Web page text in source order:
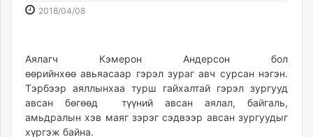
caak.mn
Baabar.mn
tovch.mn
ikon.mn
Livetv.mn
2018/04/082018-
14:39:21
2026-
13:21:45
Аялагч Кэмерон Андерсон бол
өөрийнхөө авьяасаар гэрэл зураг авч сурсан нэгэн.
Тэрбээр аяллынхаа турш гайхалтай гэрэл зургууд
авсан бөгөөд түүний авсан аялал, байгаль,
амьдралын хэв маяг зэрэг сэдвээр авсан зургуудыг
хүргэж байна.